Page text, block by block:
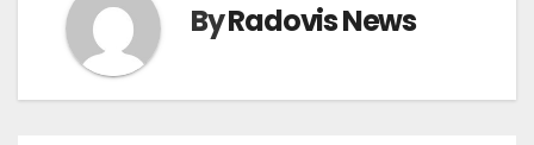
ByRadovis News